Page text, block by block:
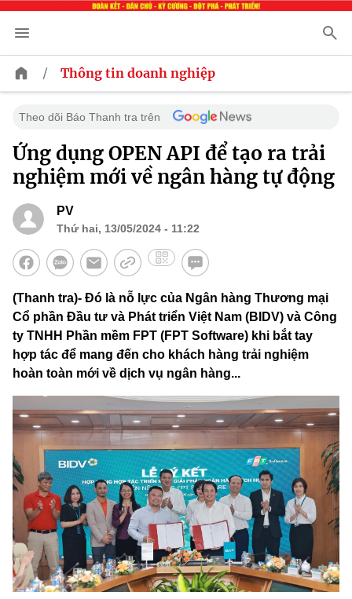
/ Thông tin doanh nghiệp
Theo dõi Báo Thanh tra trên
Ứng dụng OPEN API để tạo ra trải
nghiệm mới về ngân hàng tự động
PV
Thứ hai, 13/05/2024 - 11:22
(Thanh tra)- Đó là nỗ lực của Ngân hàng Thương mại
Cổ phần Đầu tư và Phát triển Việt Nam (BIDV) và Công
ty TNHH Phần mềm FPT (FPT Software) khi bắt tay
hợp tác để mang đến cho khách hàng trải nghiệm
hoàn toàn mới về dịch vụ ngân hàng...